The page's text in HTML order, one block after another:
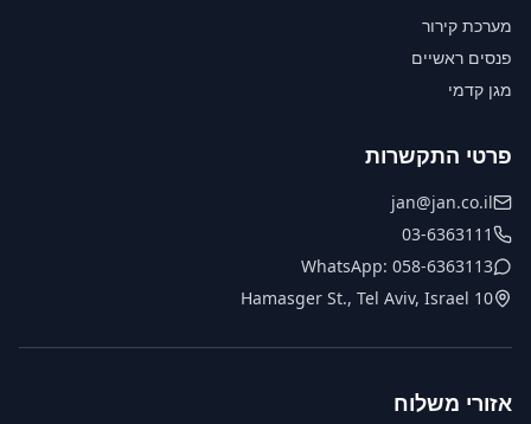
מערכת קירור
פנסים ראשיים
מגן קדמי
פרטי התקשרות
jan@jan.co.il
03-6363111
WhatsApp: 058-6363113
10 Hamasger St., Tel Aviv, Israel
אזורי משלוח